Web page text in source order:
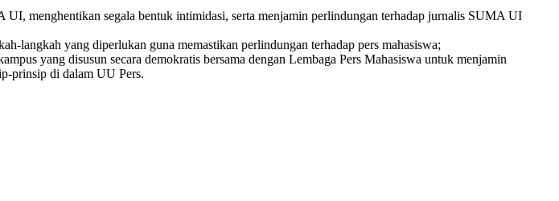
UI, menghentikan segala bentuk intimidasi, serta menjamin perlindungan terhadap jurnalis SUMA UI
langkah yang diperlukan guna memastikan perlindungan terhadap pers mahasiswa;
yang disusun secara demokratis bersama dengan Lembaga Pers Mahasiswa untuk menjamin
prinsip di dalam UU Pers.